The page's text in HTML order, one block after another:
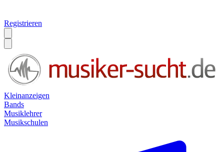
Registrieren
Kleinanzeigen
Bands
Musiklehrer
Musikschulen